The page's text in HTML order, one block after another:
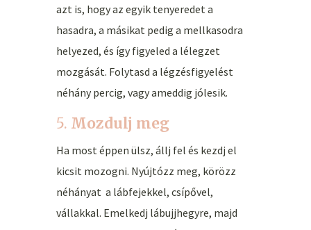
azt is, hogy az egyik tenyeredet a
hasadra, a másikat pedig a mellkasodra
helyezed, és így figyeled a lélegzet
mozgását. Folytasd a légzésfigyelést
néhány percig, vagy ameddig jólesik.
5. Mozdulj meg
Ha most éppen ülsz, állj fel és kezdj el
kicsit mozogni. Nyújtózz meg, körözz
néhányat a lábfejekkel, csípővel,
vállakkal. Emelkedj lábujjhegyre, majd